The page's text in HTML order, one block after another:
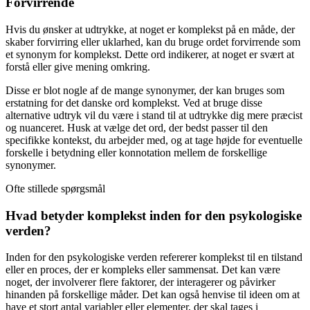
Hvis du ønsker at udtrykke, at noget er komplekst på en måde, der
skaber forvirring eller uklarhed, kan du bruge ordet forvirrende som
et synonym for komplekst. Dette ord indikerer, at noget er svært at
forstå eller give mening omkring.
Disse er blot nogle af de mange synonymer, der kan bruges som
erstatning for det danske ord komplekst. Ved at bruge disse
alternative udtryk vil du være i stand til at udtrykke dig mere præcist
og nuanceret. Husk at vælge det ord, der bedst passer til den
specifikke kontekst, du arbejder med, og at tage højde for eventuelle
forskelle i betydning eller konnotation mellem de forskellige
synonymer.
Ofte stillede spørgsmål
Hvad betyder komplekst inden for den psykologiske
verden?
Inden for den psykologiske verden refererer komplekst til en tilstand
eller en proces, der er kompleks eller sammensat. Det kan være
noget, der involverer flere faktorer, der interagerer og påvirker
hinanden på forskellige måder. Det kan også henvise til ideen om at
have et stort antal variabler eller elementer, der skal tages i